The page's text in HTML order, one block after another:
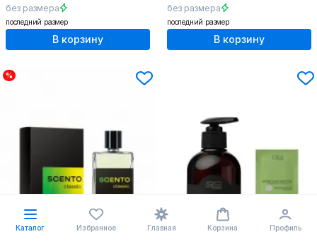
без размера
последний размер
В корзину
без размера
последний размер
В корзину
%
Каталог Избранное Главная Корзина Профиль